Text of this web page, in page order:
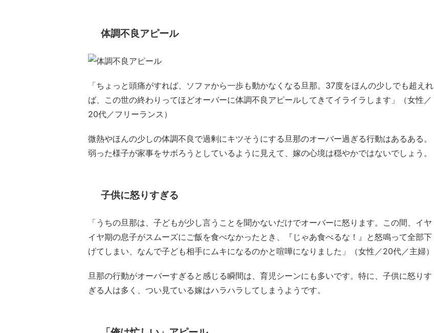
体調不良アピール
「ちょっと頭痛がすれば、ソファから一歩も動かなくなる旦那。37度をほんの少しでも超えれ
ば、この世の終わりってほどオーバーに体調不良アピールしてきてイライラします」（女性／
20代／フリーランス）
微熱やほんの少しの体調不良で過剰にキツそうにする旦那のオーバー過ぎる行動はあるある。
弱った様子が家事をサボろうとしているように見えて、嫁の心境は穏やかではないでしょう。
子供に怒りすぎる
「うちの旦那は、子どもが少し言うことを聞かないだけでオーバーに怒ります。この間、イヤ
イヤ期の息子がスムーズにご飯を食べなかったとき、『じゃあ食べるな！』と怒鳴って全部下
げてしまい、なんで子ども相手にムキになるのかと喧嘩になりました」（女性／20代／主婦）
旦那の行動がオーバーすぎると感じる瞬間は、育児シーンにも多いです。特に、子供に怒りす
ぎる人は多く、つい見ている嫁はハラハラしてしまうようです。